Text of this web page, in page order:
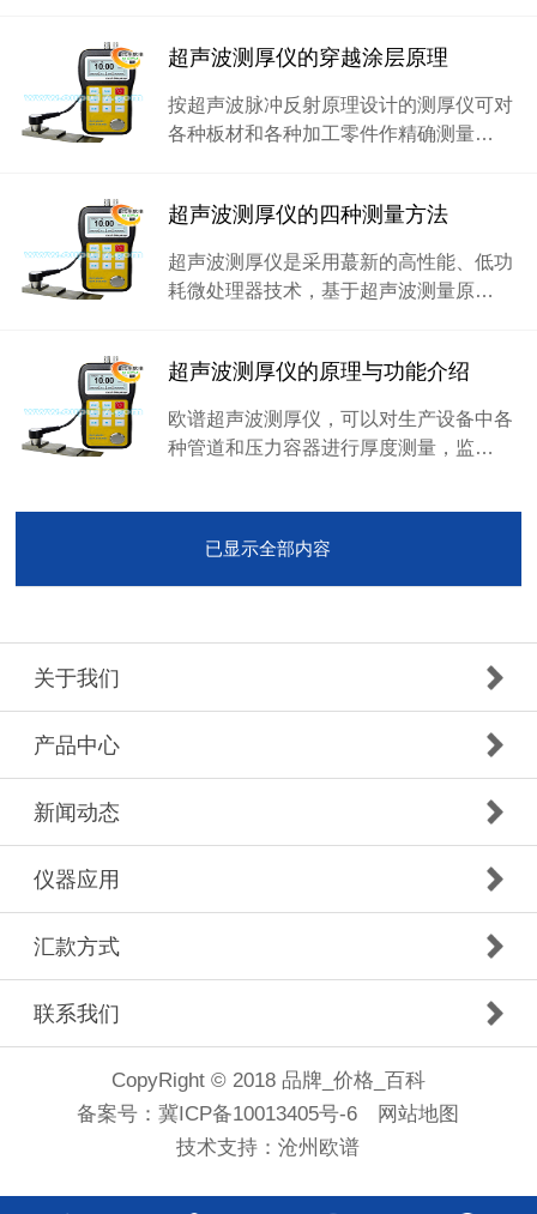
超声波测厚仪的穿越涂层原理
按超声波脉冲反射原理设计的测厚仪可对
各种板材和各种加工零件作精确测量…
超声波测厚仪的四种测量方法
超声波测厚仪是采用蕞新的高性能、低功
耗微处理器技术，基于超声波测量原…
超声波测厚仪的原理与功能介绍
欧谱超声波测厚仪，可以对生产设备中各
种管道和压力容器进行厚度测量，监…
已显示全部内容
关于我们
产品中心
新闻动态
仪器应用
汇款方式
联系我们
CopyRight © 2018 品牌_价格_百科
备案号：冀ICP备10013405号-6
网站地图
技术支持：沧州欧谱